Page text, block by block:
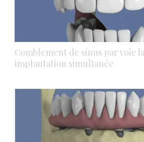
Comblement de sinus par voie
implantation simultanée